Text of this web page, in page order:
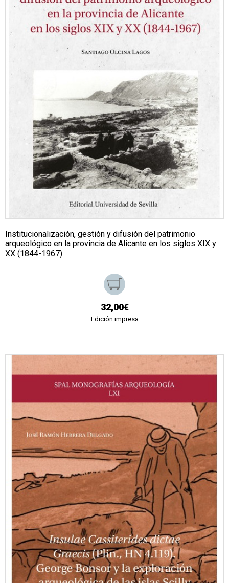
Institucionalización, gestión y difusión del patrimonio
arqueológico en la provincia de Alicante en los siglos XIX y
XX (1844-1967)
32,00€
Edición impresa